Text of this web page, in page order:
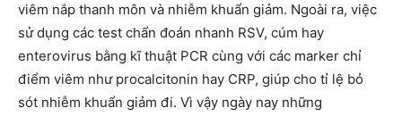
viêm nắp thanh môn và nhiễm khuẩn giảm. Ngoài ra, việc
sử dụng các test chẩn đoán nhanh RSV, cúm hay
enterovirus bằng kĩ thuật PCR cùng với các marker chỉ
điểm viêm như procalcitonin hay CRP, giúp cho tỉ lệ bỏ
sót nhiễm khuẩn giảm đi. Vì vậy ngày nay những